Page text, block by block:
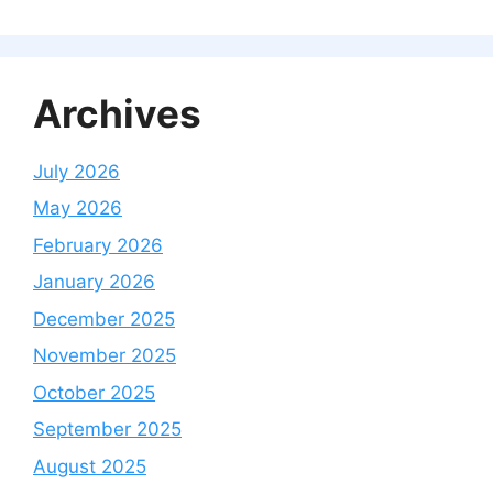
Archives
July 2026
May 2026
February 2026
January 2026
December 2025
November 2025
October 2025
September 2025
August 2025